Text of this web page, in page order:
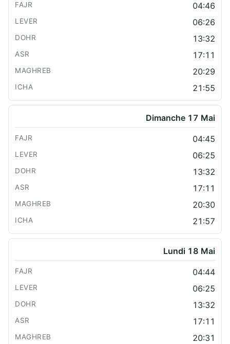
04:46
06:26
13:32
17:11
20:29
21:55
Dimanche 17 Mai
04:45
06:25
13:32
17:11
20:30
21:57
Lundi 18 Mai
04:44
06:25
13:32
17:11
20:31